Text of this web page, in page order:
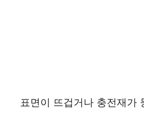
표면이 뜨겁거나 충전재가